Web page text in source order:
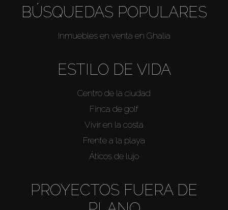
BÚSQUEDAS POPULARES
Inmuebles en venta en Ghalia
ESTILO DE VIDA
Centro de la ciudad
Finca de golf
Vivir en la costa
Frente a la playa
Áticos de lujo
PROYECTOS FUERA DE